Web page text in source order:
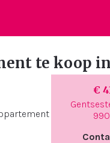
te koop in
€